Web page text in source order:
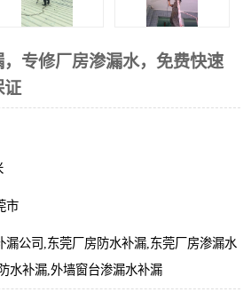
专修厂房渗漏水，免费快速
证
市
漏公司,东莞厂房防水补漏,东莞厂房渗漏水
水补漏,外墙窗台渗漏水补漏